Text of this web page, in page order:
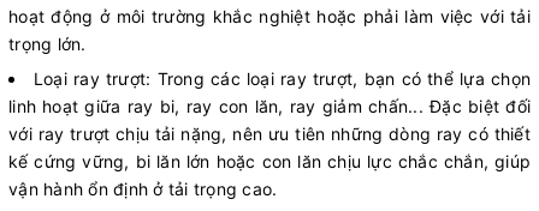
hoạt động ở môi trường khắc nghiệt hoặc phải làm việc với tải
trọng lớn.
Loại ray trượt: Trong các loại ray trượt, bạn có thể lựa chọn
linh hoạt giữa ray bi, ray con lăn, ray giảm chấn... Đặc biệt đối
với ray trượt chịu tải nặng, nên ưu tiên những dòng ray có thiết
kế cứng vững, bi lăn lớn hoặc con lăn chịu lực chắc chắn, giúp
vận hành ổn định ở tải trọng cao.